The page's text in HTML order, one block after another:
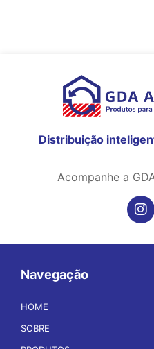
Distribuição
Acompanhe a
Navegação
HOME
SOBRE